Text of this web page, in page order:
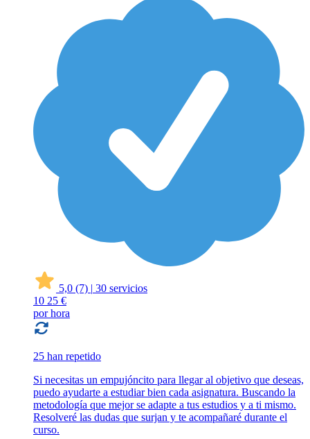
5,0 (7) | 30 servicios
10 25 €
por hora
25 han repetido
Si necesitas un empujóncito para llegar al objetivo que deseas,
puedo ayudarte a estudiar bien cada asignatura. Buscando la
metodología que mejor se adapte a tus estudios y a ti mismo.
Resolveré las dudas que surjan y te acompañaré durante el
curso.